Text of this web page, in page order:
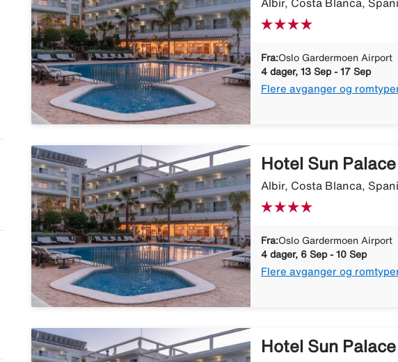
Albir, Costa Blanca,
Fra:Oslo Gardermoen Airport
4 dager, 13 Sep - 17 Sep
Flere avganger og
Hotel Sun
Albir, Costa Blanca,
Fra:Oslo Gardermoen Airport
4 dager, 6 Sep - 10 Sep
Flere avganger og
Hotel Sun